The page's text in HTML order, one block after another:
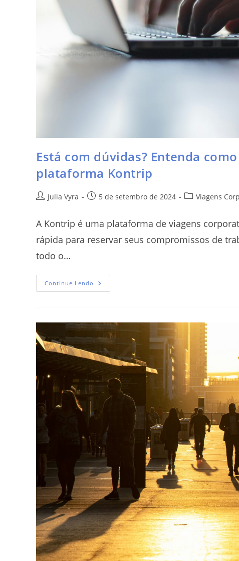
Está com dúvidas? Entenda
plataforma Kontrip
Julia Vyra 5 de setembro de 2024 Viagens
A Kontrip é uma plataforma de viagens
rápida para reservar seus compromissos de
todo o…
Continue Lendo